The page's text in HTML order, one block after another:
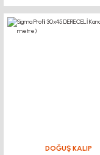
DOĞUŞ KALIP